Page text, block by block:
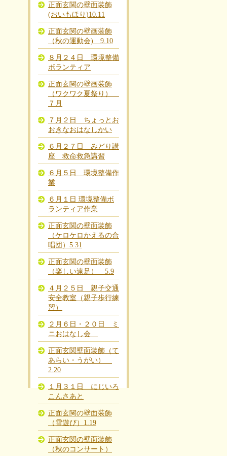
正面玄関の壁面装飾
(おいもほり)10.11
正面玄関の壁画装飾
（秋の運動会) 9.10
８月２４日 環境整備
ボランティア
正面玄関の壁画装飾
（ワクワク夏祭り）
７月
７月２日 ちょっとお
おきなおはなしかい
６月２７日 みどり講
座 救命救急講習
６月５日 環境整備作
業
６月１日 環境整備ボ
ランティア作業
正面玄関の壁面装飾
（ケロケロかえるの合
唱団）5.31
正面玄関の壁面装飾
（楽しい遠足） 5.9
４月２５日 親子交通
安全教室（親子歩行練
習）
２月６日・２０日 ミ
ニおはなし会
正面玄関壁面装飾（て
あらい・うがい）
2.20
１月３１日 にじいろ
こんさあと
正面玄関の壁面装飾
（雪遊び）1.19
正面玄関の壁面装飾
（秋のコンサート）